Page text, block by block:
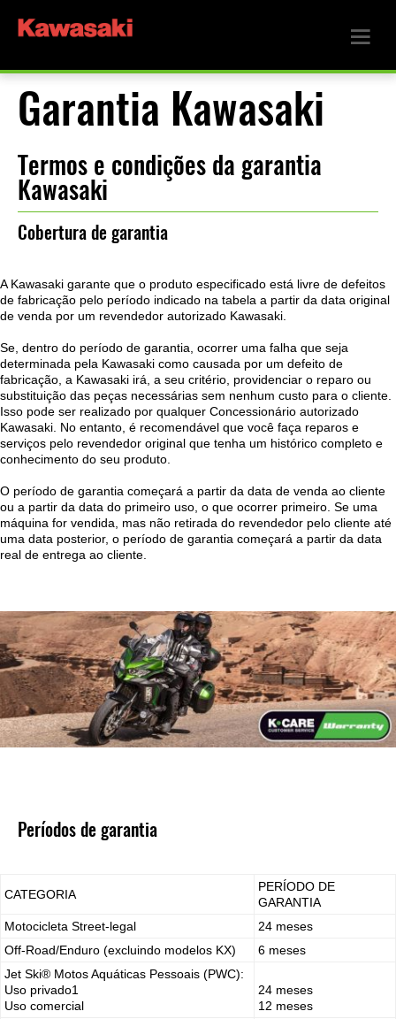
Garantia Kawasaki
Termos e condições da garantia
Kawasaki
Cobertura de garantia
A Kawasaki garante que o produto especificado está livre de defeitos
de fabricação pelo período indicado na tabela a partir da data original
de venda por um revendedor autorizado Kawasaki.
Se, dentro do período de garantia, ocorrer uma falha que seja
determinada pela Kawasaki como causada por um defeito de
fabricação, a Kawasaki irá, a seu critério, providenciar o reparo ou
substituição das peças necessárias sem nenhum custo para o cliente.
Isso pode ser realizado por qualquer Concessionário autorizado
Kawasaki. No entanto, é recomendável que você faça reparos e
serviços pelo revendedor original que tenha um histórico completo e
conhecimento do seu produto.
O período de garantia começará a partir da data de venda ao cliente
ou a partir da data do primeiro uso, o que ocorrer primeiro. Se uma
máquina for vendida, mas não retirada do revendedor pelo cliente até
uma data posterior, o período de garantia começará a partir da data
real de entrega ao cliente.
Períodos de garantia
CATEGORIA
PERÍODO DE
GARANTIA
Motocicleta Street-legal
24 meses
Off-Road/Enduro (excluindo modelos KX)
6 meses
Jet Ski® Motos Aquáticas Pessoais (PWC):
Uso privado1
Uso comercial
24 meses
12 meses